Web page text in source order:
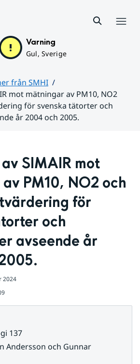
Varning
Gul, Sverige
från SMHI
mot mätningar av PM10, NO2
för svenska tätorter och
år 2004 och 2005.
SIMAIR mot
PM10, NO2 och
för
och
avseende år
2024
137
Andersson och Gunnar